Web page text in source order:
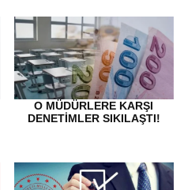
O MÜDÜRLERE KARŞI
DENETIMLER SIKILAŞTI!